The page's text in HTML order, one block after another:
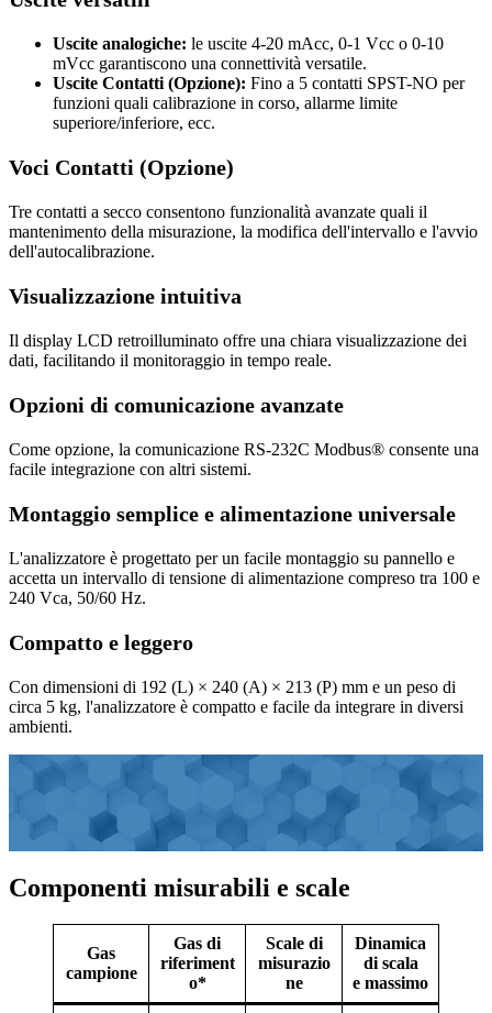
Uscite analogiche: le uscite 4-20 mAcc, 0-1 Vcc o 0-10
mVcc garantiscono una connettività versatile.
Uscite Contatti (Opzione): Fino a 5 contatti SPST-NO per
funzioni quali calibrazione in corso, allarme limite
superiore/inferiore, ecc.
Voci Contatti (Opzione)
Tre contatti a secco consentono funzionalità avanzate quali il
mantenimento della misurazione, la modifica dell'intervallo e l'avvio
dell'autocalibrazione.
Visualizzazione intuitiva
Il display LCD retroilluminato offre una chiara visualizzazione dei
dati, facilitando il monitoraggio in tempo reale.
Opzioni di comunicazione avanzate
Come opzione, la comunicazione RS-232C Modbus® consente una
facile integrazione con altri sistemi.
Montaggio semplice e alimentazione universale
L'analizzatore è progettato per un facile montaggio su pannello e
accetta un intervallo di tensione di alimentazione compreso tra 100 e
240 Vca, 50/60 Hz.
Compatto e leggero
Con dimensioni di 192 (L) × 240 (A) × 213 (P) mm e un peso di
circa 5 kg, l'analizzatore è compatto e facile da integrare in diversi
ambienti.
Componenti misurabili e scale
Gas
campione
Gas di
riferiment
o*
Scale di
misurazio
ne
Dinamica
di scala
e massimo